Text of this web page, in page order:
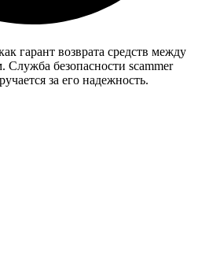
гарант возврата средств между
безопасности scammer
за его надежность.